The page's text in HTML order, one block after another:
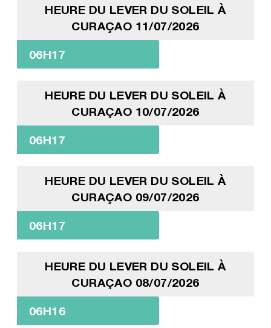
HEURE DU LEVER DU SOLEIL À
CURAÇAO 11/07/2026
06H17
HEURE DU LEVER DU SOLEIL À
CURAÇAO 10/07/2026
06H17
HEURE DU LEVER DU SOLEIL À
CURAÇAO 09/07/2026
06H17
HEURE DU LEVER DU SOLEIL À
CURAÇAO 08/07/2026
06H16